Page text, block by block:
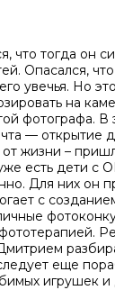
что тогда он
Опасался,
увечья. Но
на
фотографа. В
— открытие
жизни –
есть дети с
Для них он
с
еще
игрушек